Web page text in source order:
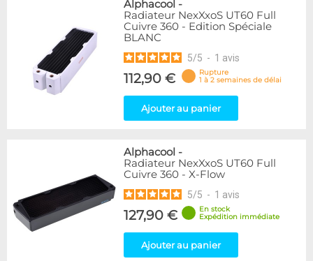
Alphacool -
Radiateur NexXxoS UT60 Full
Cuivre 360 - Edition Spéciale
BLANC
5/5 - 1 avis
112,90 €
Rupture
1 à 2 semaines de délai
Ajouter au panier
Alphacool -
Radiateur NexXxoS UT60 Full
Cuivre 360 - X-Flow
5/5 - 1 avis
127,90 €
En stock
Expédition immédiate
Ajouter au panier